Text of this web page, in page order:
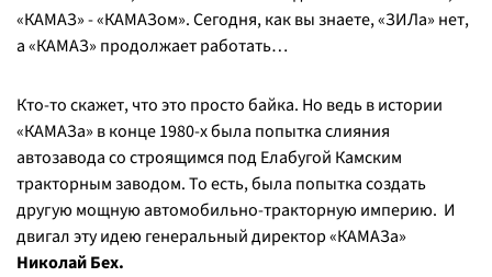
«КАМАЗ» - «КАМАЗом». Сегодня, как вы знаете, «ЗИЛа» нет,
а «КАМАЗ» продолжает работать…
Кто-то скажет, что это просто байка. Но ведь в истории
«КАМАЗа» в конце 1980-х была попытка слияния
автозавода со строящимся под Елабугой Камским
тракторным заводом. То есть, была попытка создать
другую мощную автомобильно-тракторную империю. И
двигал эту идею генеральный директор «КАМАЗа»
Николай Бех.